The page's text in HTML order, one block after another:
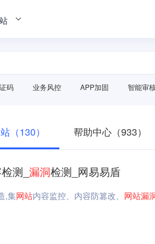
码 业务风控 APP加固 智能审
（130） 帮助中心（933）
测_ 漏洞检测_网易易盾
,集网站内容监控、内容防篡改、 网站漏